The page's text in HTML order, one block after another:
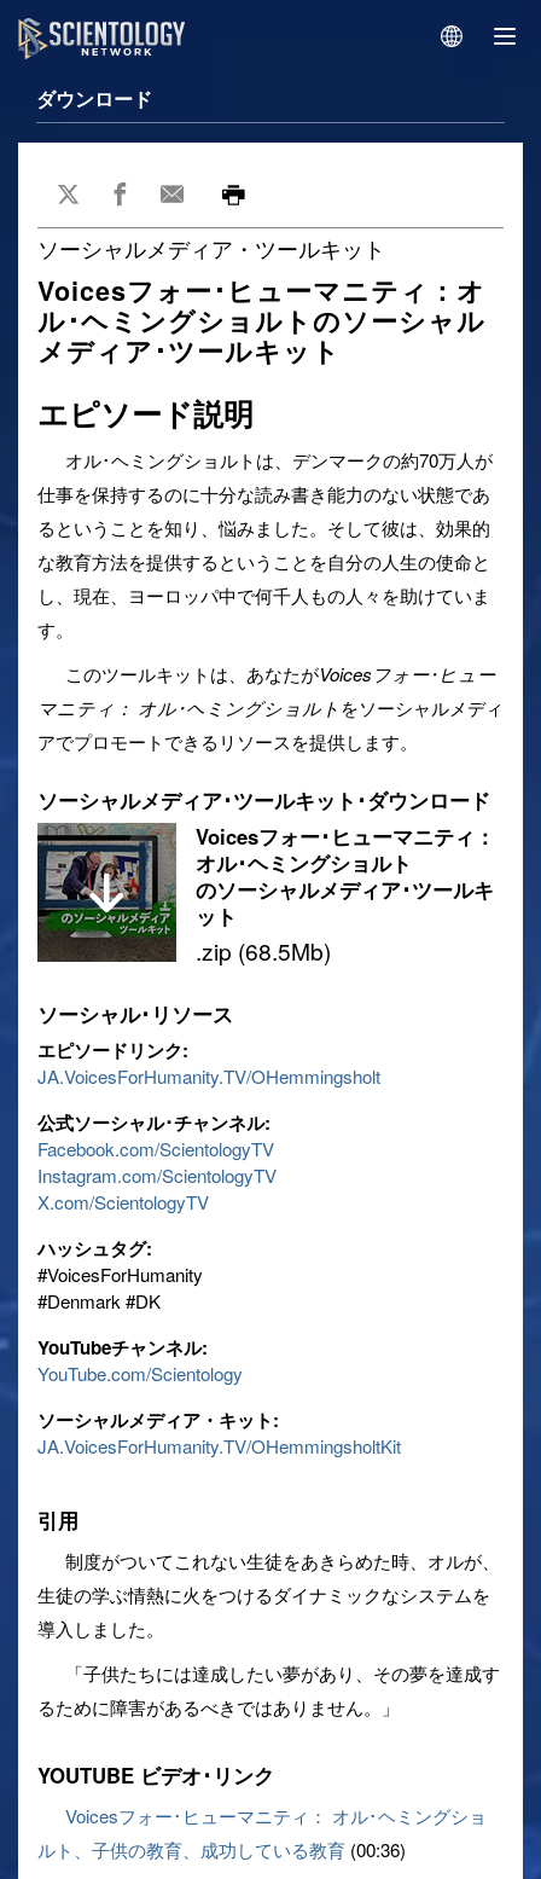
ダウンロード
ソーシャルメディア・ツールキット
Voicesフォー･ヒューマニティ：オ
ル･ヘミングショルトのソーシャル
メディア･ツールキット
エピソード説明
オル･ヘミングショルトは、デンマークの約70万人が
仕事を保持するのに十分な読み書き能力のない状態であ
るということを知り、悩みました。そして彼は、効果的
な教育方法を提供するということを自分の人生の使命と
し、現在、ヨーロッパ中で何千人もの人々を助けていま
す。
このツールキットは、あなたがVoicesフォー･ヒュー
マニティ： オル･ヘミングショルト をソーシャルメディ
アでプロモートできるリソースを提供します。
ソーシャルメディア･ツールキット･ダウンロード
Voicesフォー･ヒューマニティ：
オル･ヘミングショルト
のソーシャルメディア･ツールキ
ット
.zip (68.5Mb)
ソーシャル･リソース
エピソードリンク:
JA.VoicesForHumanity.TV/OHemmingsholt
公式ソーシャル･チャンネル:
Facebook.com/ScientologyTV
Instagram.com/ScientologyTV
X.com/ScientologyTV
ハッシュタグ:
‎#VoicesForHumanity
‎#Denmark ‎#DK
YouTubeチャンネル:
YouTube.com/Scientology
ソーシャルメディア・キット:
JA.VoicesForHumanity.TV/OHemmingsholtKit
引用
制度がついてこれない生徒をあきらめた時、オルが、
生徒の学ぶ情熱に火をつけるダイナミックなシステムを
導入しました。
「子供たちには達成したい夢があり、その夢を達成す
るために障害があるべきではありません。」
YOUTUBE ビデオ･リンク
Voicesフォー･ヒューマニティ： オル･ヘミングショ
ルト、子供の教育、成功している教育 (00:36)